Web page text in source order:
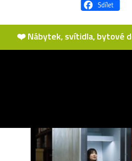
❤️ Nábytek, svítidla, bytové